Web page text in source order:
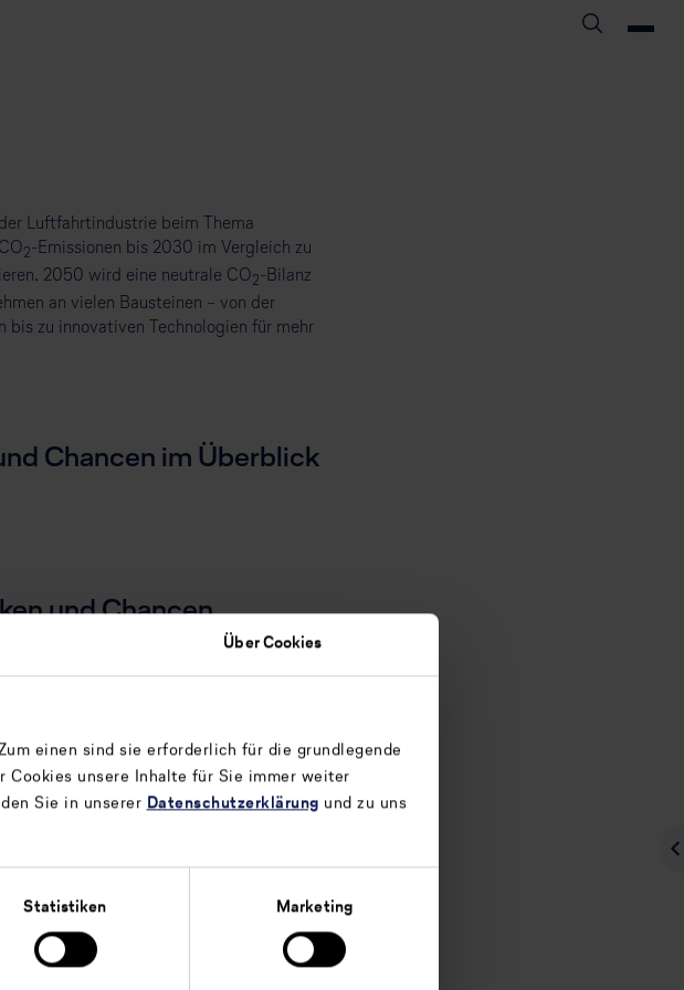
Über Cookies
einen sind sie erforderlich für die grundlegende
unsere Inhalte für Sie immer weiter
Sie in unserer Datenschutzerklärung und zu uns
Statistiken Marketing
Luftfahrtindustrie beim Thema
2-Emissionen bis 2030 im Vergleich zu
2050 wird eine neutrale CO2-Bilanz
an vielen Bausteinen – von der
bis zu innovativen Technologien für mehr
Chancen im Überblick
und Chancen
Weiter